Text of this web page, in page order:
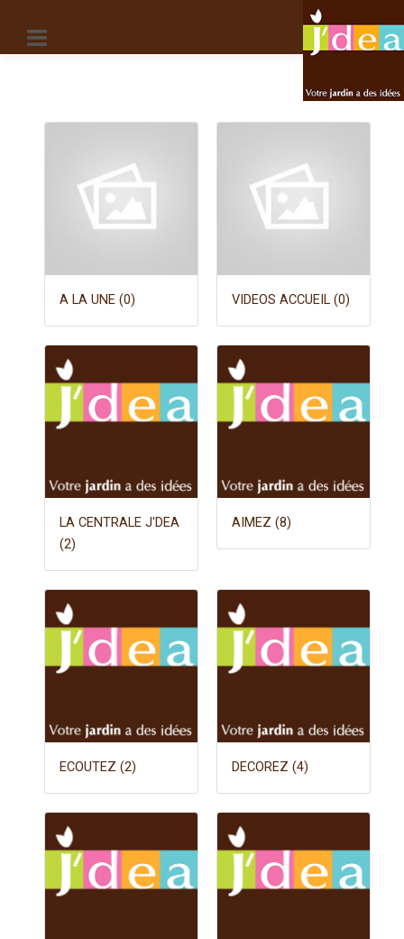
A LA UNE (0) VIDEOS ACCUEIL (0)
LA CENTRALE J'DEA
(2)
AIMEZ (8)
ECOUTEZ (2) DECOREZ (4)